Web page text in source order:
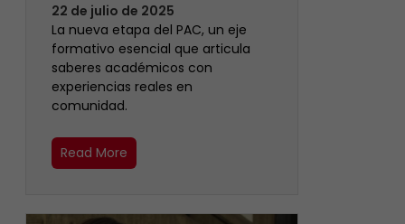
22 de julio de 2025
La nueva etapa del PAC, un eje
formativo esencial que articula
saberes académicos con
experiencias reales en
comunidad.
Read More